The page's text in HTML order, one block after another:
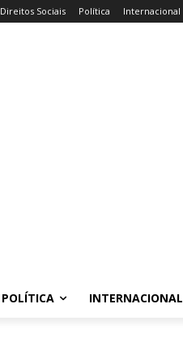
Direitos Sociais Política Internacional
POLÍTICA INTERNACIONAL